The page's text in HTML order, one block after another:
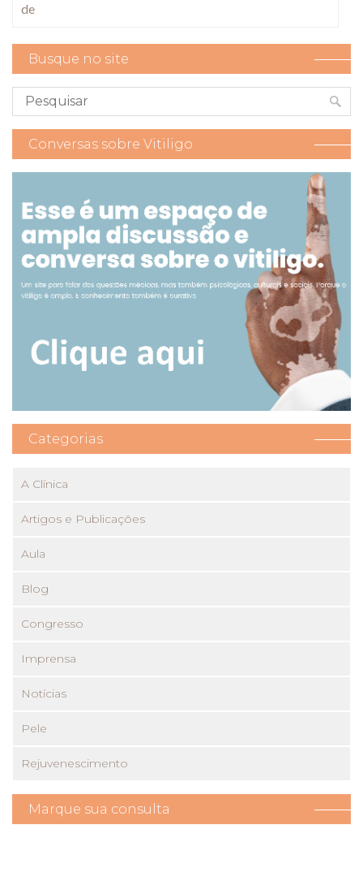
de
Busque no site
Conversas sobre Vitiligo
Categorias
A Clínica
Artigos e Publicações
Aula
Blog
Congresso
Imprensa
Notícias
Pele
Rejuvenescimento
Marque sua consulta